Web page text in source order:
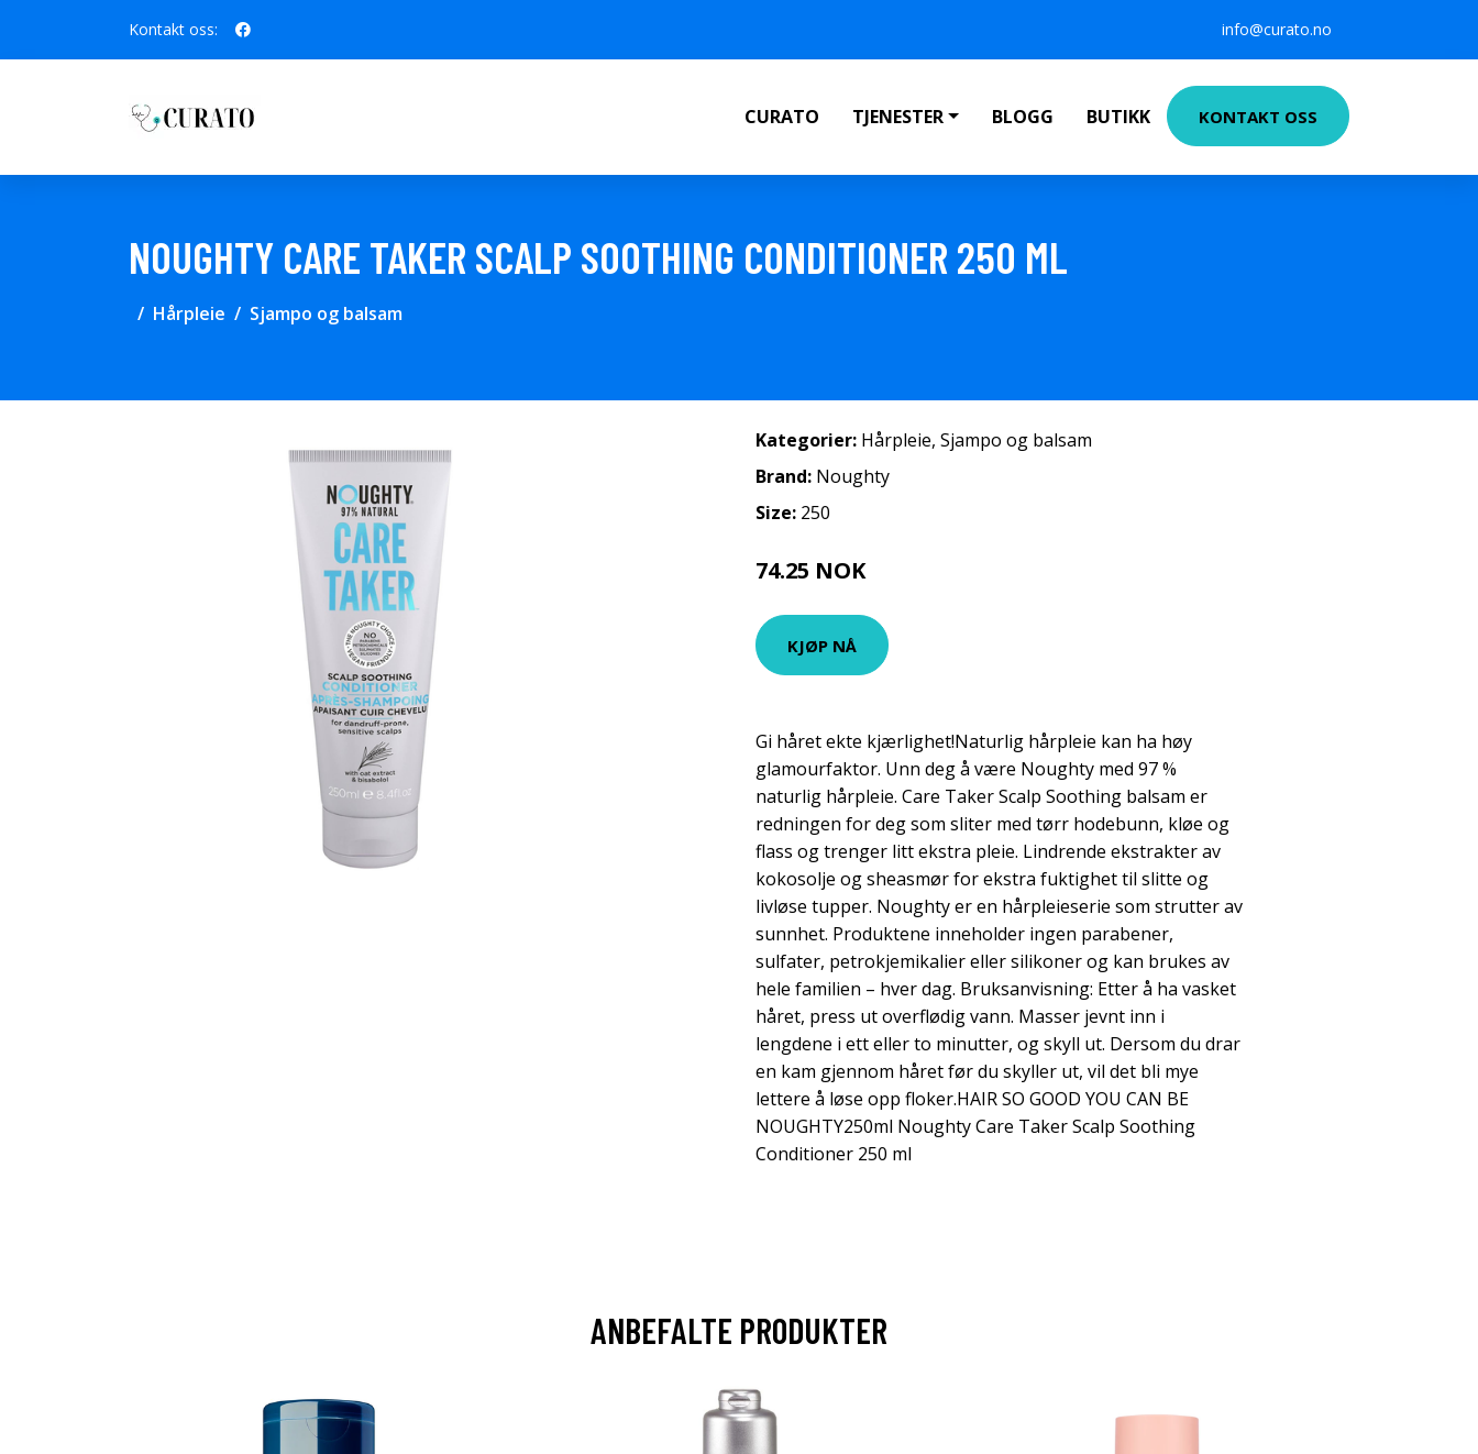
Kontakt oss: info@curato.no
CURATO TJENESTER BLOGG BUTIKK KONTAKT OSS
NOUGHTY CARE TAKER SCALP SOOTHING CONDITIONER 250 ML
Hårpleie Sjampo og balsam
Kategorier: Hårpleie, Sjampo og balsam
Brand: Noughty
Size: 250
74.25 NOK
KJØP NÅ
Gi håret ekte kjærlighet!Naturlig hårpleie kan ha høy
glamourfaktor. Unn deg å være Noughty med 97 %
naturlig hårpleie. Care Taker Scalp Soothing balsam er
redningen for deg som sliter med tørr hodebunn, kløe og
flass og trenger litt ekstra pleie. Lindrende ekstrakter av
kokosolje og sheasmør for ekstra fuktighet til slitte og
livløse tupper. Noughty er en hårpleieserie som strutter av
sunnhet. Produktene inneholder ingen parabener,
sulfater, petrokjemikalier eller silikoner og kan brukes av
hele familien – hver dag. Bruksanvisning: Etter å ha vasket
håret, press ut overflødig vann. Masser jevnt inn i
lengdene i ett eller to minutter, og skyll ut. Dersom du drar
en kam gjennom håret før du skyller ut, vil det bli mye
lettere å løse opp floker.HAIR SO GOOD YOU CAN BE
NOUGHTY250ml Noughty Care Taker Scalp Soothing
Conditioner 250 ml
ANBEFALTE PRODUKTER